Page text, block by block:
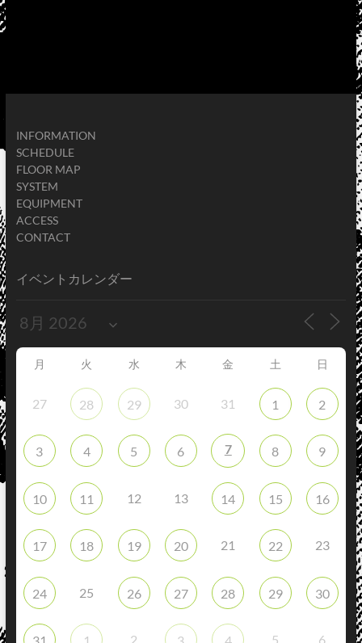
INFORMATION
SCHEDULE
FLOOR MAP
SYSTEM
EQUIPMENT
ACCESS
CONTACT
イベントカレンダー
月 火 水 木 金 土 日
27 28 29 30 31 1 2
3 4 5 6 7 8 9
10 11 12 13 14 15 16
17 18 19 20 21 22 23
24 25 26 27 28 29 30
2 5 6